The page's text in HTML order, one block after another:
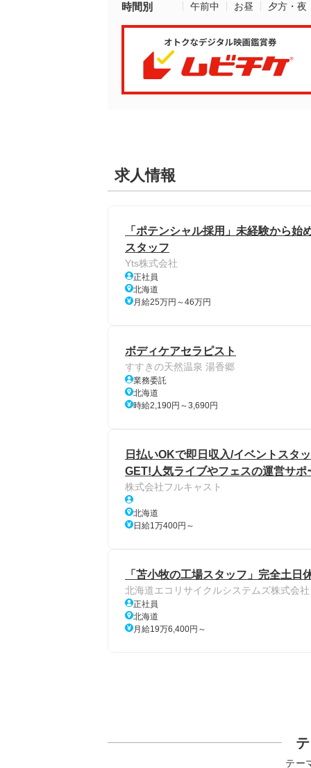
時間別 午前中 お昼 夕方・夜
求人情報
「ポテンシャル採用」未経験から
スタッフ
Yts株式会社
正社員
北海道
月給25万円～46万円
ボディケアセラピスト
すすきの天然温泉 湯香郷
業務委託
北海道
時給2,190円～3,690円
日払いOKで即日収入/イベントスタ
GET!人気ライブやフェスの運営サポ
株式会社フルキャスト
北海道
日給1万400円～
「苫小牧の工場スタッフ」完全土
北海道エコリサイクルシステムズ株式会社
正社員
北海道
月給19万6,400円～
テー